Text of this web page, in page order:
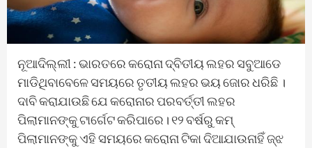
ନୂଆଦିଲ୍ଲୀ : ଭାରତରେ କରୋନା ଦ୍ବିତୀୟ ଲହର ସବୁଆଡେ
ମାଡିଥିବାବେଳେ ସମୟରେ ତୃତୀୟ ଲହର ଭୟ ଜୋର ଧରିଛି ।
ଦାବି କରାଯାଉଛି ଯେ କରୋନାର ପରବର୍ତ୍ତୀ ଲହର
ପିଲାମାନଙ୍କୁ ଟାର୍ଗେଟ କରିପାରେ। ୧୨ ବର୍ଷରୁ କମ୍
ପିଲାମାନଙ୍କୁ ଏହି ସମୟରେ କରୋନା ଟିକା ଦିଆଯାଉନାହିଁ ଜ୍ଝ